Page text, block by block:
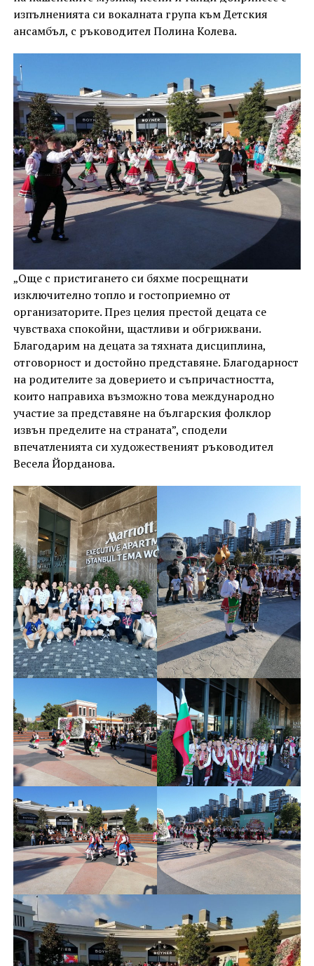
изпълненията си вокалната група към Детския
ансамбъл, с ръководител Полина Колева.
„Още с пристигането си бяхме посрещнати
изключително топло и гостоприемно от
организаторите. През целия престой децата се
чувстваха спокойни, щастливи и обгрижвани.
Благодарим на децата за тяхната дисциплина,
отговорност и достойно представяне. Благодарност
на родителите за доверието и съпричастността,
които направиха възможно това международно
участие за представяне на българския фолклор
извън пределите на страната”, сподели
впечатленията си художественият ръководител
Весела Йорданова.